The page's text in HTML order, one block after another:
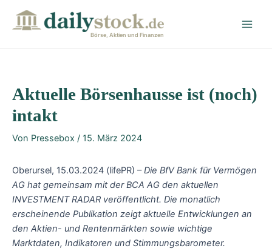
Börse, Aktien und Finanzen
Aktuelle Börsenhausse ist (noch)
intakt
Von Pressebox / 15. März 2024
Oberursel, 15.03.2024 (lifePR) –Die BfV Bank für Vermögen
AG hat gemeinsam mit der BCA AG den aktuellen
INVESTMENT RADAR veröffentlicht. Die monatlich
erscheinende Publikation zeigt aktuelle Entwicklungen an
den Aktien- und Rentenmärkten sowie wichtige
Marktdaten, Indikatoren und Stimmungsbarometer.